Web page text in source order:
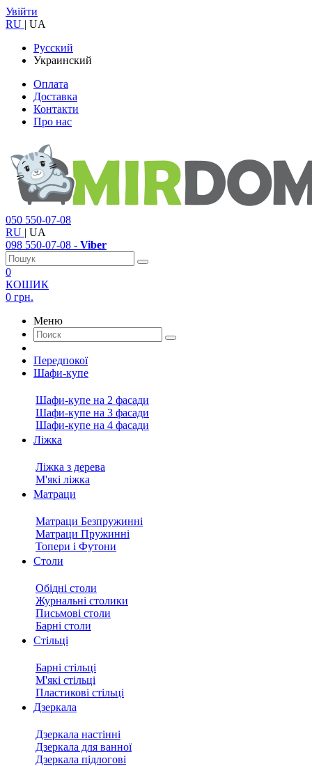
Увійти
RU | UA
Русский
Украинский
Оплата
Доставка
Контакти
Про нас
050 550-07-08
RU | UA
098 550-07-08 - Viber
0
КОШИК
0 грн.
Меню
Передпокої
Шафи-купе
Шафи-купе на 2 фасади
Шафи-купе на 3 фасади
Шафи-купе на 4 фасади
Ліжка
Ліжка з дерева
М'які ліжка
Матраци
Матраци Безпружинні
Матраци Пружинні
Топери і Футони
Столи
Обідні столи
Журнальні столики
Письмові столи
Барні столи
Стільці
Барні стільці
М'які стільці
Пластикові стільці
Дзеркала
Дзеркала настінні
Дзеркала для ванної
Дзеркала підлогові